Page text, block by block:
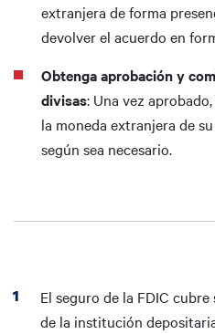
extranjera de forma
devolver el acuerdo en
Obtenga aprobación y
divisas: Una vez
la moneda extranjera de
según sea necesario.
El seguro de la FDIC
de la institución